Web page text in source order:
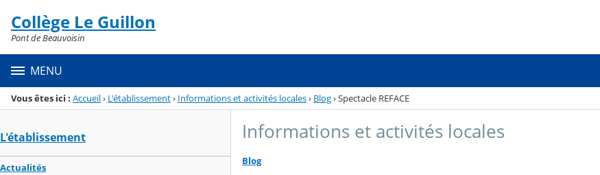
Menu de la rubrique
Contenu
Collège Le Guillon
Pont de Beauvoisin
MENU
Vous êtes ici : Accueil› L'établissement› Informations et activités locales› Blog›Spectacle REFACE
L'établissement
Actualités
Informations et activités locales
Blog